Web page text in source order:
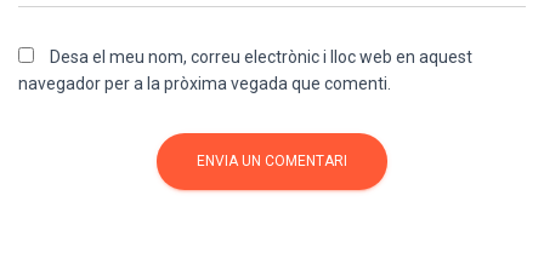
Desa el meu nom, correu electrònic i lloc web en aquest
navegador per a la pròxima vegada que comenti.